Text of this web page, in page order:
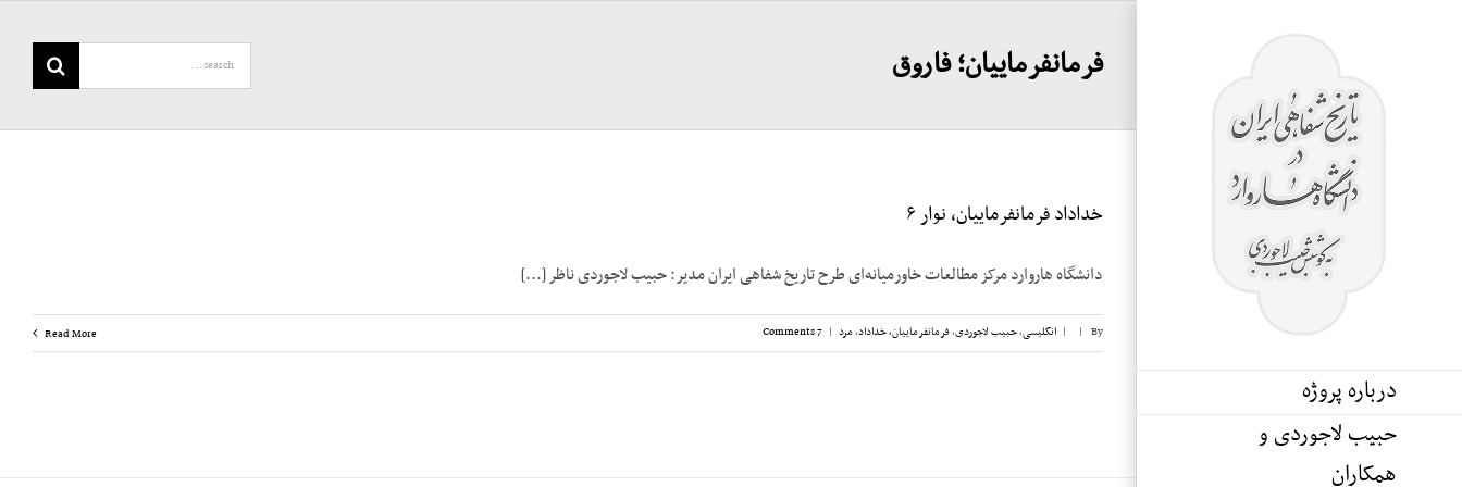
درباره پروژه
حبیب لاجوردی و
همکاران
فرمانفرماییان؛ فاروق
Search
for:
خداداد فرمانفرماییان، نوار ۶
دانشگاه هاروارد مرکز مطالعات خاورمیانه‌ای طرح تاریخ شفاهی ایران مدیر: حبیب لاجوردی ناظر [...]
By
|
| انگلیسی,حبیب لاجوردی,فرمانفرماییان، خداداد,مرد |
7 Comments
Read More